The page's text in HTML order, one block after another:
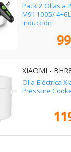
Pack 2 Ollas a
M911005/
Inducción
XIAOMI -
Olla Eléctrica
Pressure